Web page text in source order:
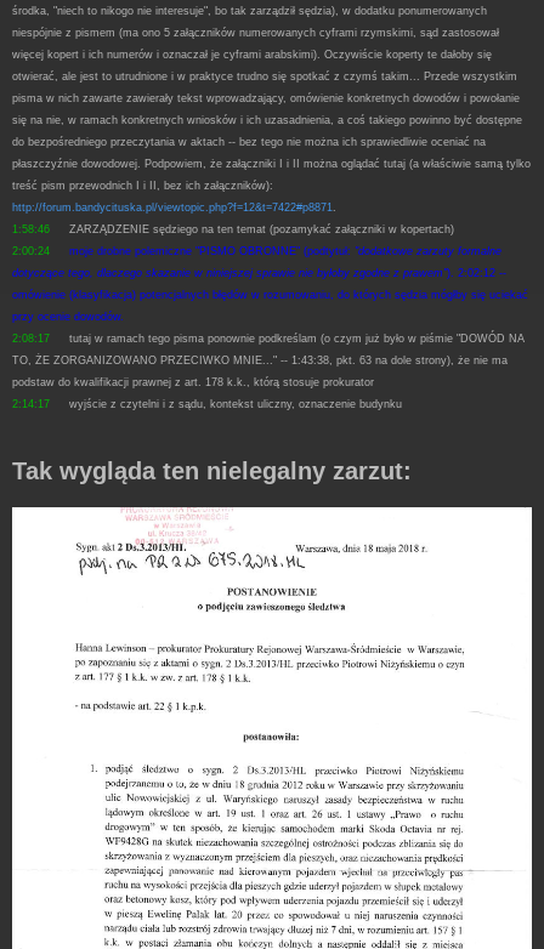
środka, "niech to nikogo nie interesuje", bo tak zarządził sędzia), w dodatku ponumerowanych
niespójnie z pismem (ma ono 5 załączników numerowanych cyframi rzymskimi, sąd zastosował
więcej kopert i ich numerów i oznaczał je cyframi arabskimi). Oczywiście koperty te dałoby się
otwierać, ale jest to utrudnione i w praktyce trudno się spotkać z czymś takim... Przede wszystkim
pisma w nich zawarte zawierały tekst wprowadzający, omówienie konkretnych dowodów i powołanie
się na nie, w ramach konkretnych wniosków i ich uzasadnienia, a coś takiego powinno być dostępne
do bezpośredniego przeczytania w aktach -- bez tego nie można ich sprawiedliwie oceniać na
płaszczyźnie dowodowej. Podpowiem, że załączniki I i II można oglądać tutaj (a właściwie samą tylko
treść pism przewodnich I i II, bez ich załączników):
http://forum.bandycituska.pl/viewtopic.php?f=12&t=7422#p8871
1:58:46
ZARZĄDZENIE sędziego na ten temat (pozamykać załączniki w kopertach)
2:00:24
moje drobne polemiczne "PISMO OBRONNE" (podtytuł: "dodatkowe zarzuty formalne
dotyczące tego, dlaczego skazanie w niniejszej sprawie nie byłoby zgodne z prawem"). 2:02:12 --
omówienie (klasyfikacja) potencjalnych błędów w rozumowaniu, do których sędzia mógłby się uciekać
przy ocenie dowodów.
2:08:17
tutaj w ramach tego pisma ponownie podkreślam (o czym już było w piśmie "DOWÓD NA
TO, ŻE ZORGANIZOWANO PRZECIWKO MNIE..." -- 1:43:38, pkt. 63 na dole strony), że nie ma
podstaw do kwalifikacji prawnej z art. 178 k.k., którą stosuje prokurator
2:14:17
wyjście z czytelni i z sądu, kontekst uliczny, oznaczenie budynku
Tak wygląda ten nielegalny zarzut: